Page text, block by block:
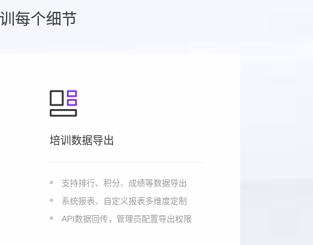
每个细节
培训数据导出
支持排行、积分、成绩等数据导出
系统报表、自定义报表多维度定制
API数据回传，管理员配置导出权限